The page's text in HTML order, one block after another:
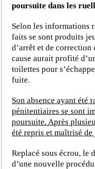
poursuite dans les
Selon les informations
faits se sont produits
d’arrêt et de correction
cause aurait profité
toilettes pour
fuite.
Son absence ayant été
pénitentiaires se sont
poursuite. Après
été repris et maîtrisé de
Replacé sous écrou, le
d’une nouvelle